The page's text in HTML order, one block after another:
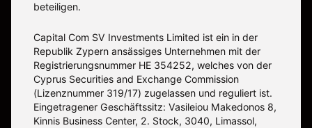
beteiligen.
Capital Com SV Investments Limited ist ein in der
Republik Zypern ansässiges Unternehmen mit der
Registrierungsnummer HE 354252, welches von der
Cyprus Securities and Exchange Commission
(Lizenznummer 319/17) zugelassen und reguliert ist.
Eingetragener Geschäftssitz: Vasileiou Makedonos 8,
Kinnis Business Center, 2. Stock, 3040, Limassol,